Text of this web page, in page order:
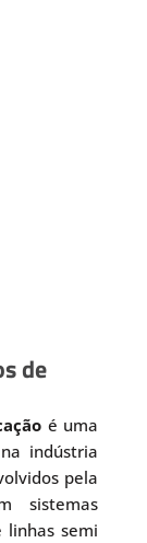
de
é uma
indústria
pela
sistemas
linhas semi